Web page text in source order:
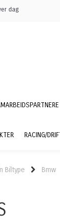
dag
RACING/
Biltype Bmw